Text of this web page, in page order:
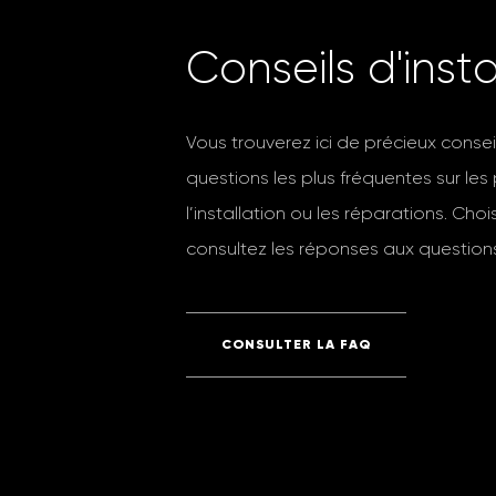
Consei s d'inst
Vous trouverez ici de précieux
questions les plus fréquentes sur les
l’installation ou les réparations.
consultez les réponses aux
CONSULTER LA FAQ